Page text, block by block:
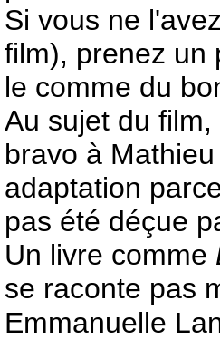
Si vous ne
film), prenez un
le comme du
Au sujet du
bravo à
adaptation
pas été déçue
Un livre comme
se raconte pas
Emmanuelle